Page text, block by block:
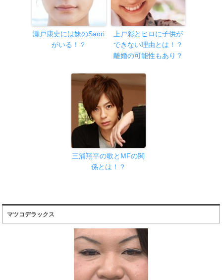
瀬戸康史には妹のSaori
がいる！？
上戸彩とヒロに子供が
できない理由とは！？
離婚の可能性もあり？
三浦翔平の歌とMFの関
係とは！？
マツコデラックス